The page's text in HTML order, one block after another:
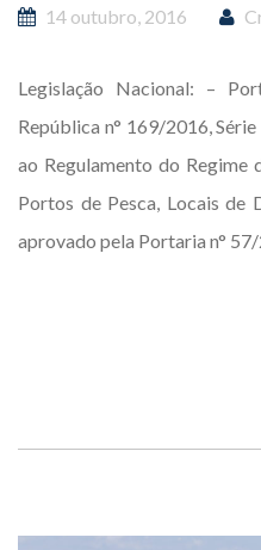
14 outubro, 2016
Legislação Nacional: –
República n° 169/2016,
ao Regulamento do Regime
Portos de Pesca, Locais de
aprovado pela Portaria n°